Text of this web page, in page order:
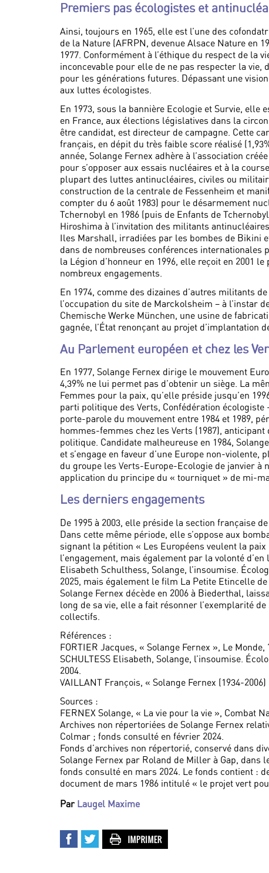
Premiers pas écologistes et
Ainsi, toujours en 1965, elle est l’une des
de la Nature (AFRPN, devenue Alsace Nature en
1977. Conformément à l’éthique du respect de la
inconcevable pour elle de ne pas respecter la
pour les générations futures. Dépassant une
aux luttes écologistes.
En 1973, sous la bannière Ecologie et Survie, elle
en France, aux élections législatives dans la
être candidat, est directeur de campagne. Cette
français, en dépit du très faible score réalisé
année, Solange Fernex adhère à l’association
pour s’opposer aux essais nucléaires et à la
plupart des luttes antinucléaires, civiles ou
construction de la centrale de Fessenheim et
compter du 6 août 1983) pour le désarmement
Tchernobyl en 1986 (puis de Enfants de
Hiroshima à l’invitation des militants
Iles Marshall, irradiées par les bombes de Bikini
dans de nombreuses conférences internationales
la Légion d’honneur en 1996, elle reçoit en 2001
nombreux engagements.
En 1974, comme des dizaines d’autres militants
l’occupation du site de Marckolsheim – à l’instar
Chemische Werke München, une usine de
gagnée, l’État renonçant au projet d’implantation
Au Parlement européen et chez les
En 1977, Solange Fernex dirige le mouvement
4,39% ne lui permet pas d’obtenir un siège. La
Femmes pour la paix, qu’elle préside jusqu’en
parti politique des Verts, Confédération
porte-parole du mouvement entre 1984 et 1989,
hommes-femmes chez les Verts (1987),
politique. Candidate malheureuse en 1984,
et s’engage en faveur d’une Europe non-
du groupe les Verts-Europe-Ecologie de janvier à
application du principe du « tourniquet » de mi-
Les derniers engagements
De 1995 à 2003, elle préside la section française
Dans cette même période, elle s’oppose aux
signant la pétition « Les Européens veulent la
l’engagement, mais également par la volonté
Elisabeth Schulthess, Solange, l’insoumise.
2025, mais également le film La Petite Etincelle de
Solange Fernex décède en 2006 à Biederthal,
long de sa vie, elle a fait résonner l’exemplarité
collectifs.
Références :
FORTIER Jacques, « Solange Fernex », Le Monde,
SCHULTESS Elisabeth, Solange, l’insoumise.
2004.
VAILLANT François, « Solange Fernex (1934-
Sources :
FERNEX Solange, « La vie pour la vie », Combat
Archives non répertoriées de Solange Fernex
Colmar ; fonds consulté en février 2024.
Fonds d’archives non répertorié, conservé dans
Solange Fernex par Roland de Miller à Gap, dans
fonds consulté en mars 2024. Le fonds contient :
document de mars 1986 intitulé « le projet vert
Par Laugel Maxime